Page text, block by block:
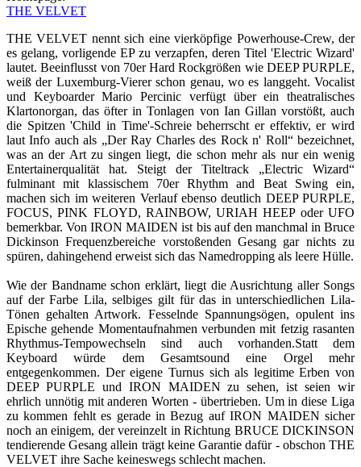
THE VELVET
THE VELVET nennt sich eine vierköpfige Powerhouse-Crew, der
es gelang, vorligende EP zu verzapfen, deren Titel 'Electric Wizard'
lautet. Beeinflusst von 70er Hard Rockgrößen wie DEEP PURPLE,
weiß der Luxemburg-Vierer schon genau, wo es langgeht. Vocalist
und Keyboarder Mario Percinic verfügt über ein theatralisches
Klartonorgan, das öfter in Tonlagen von Ian Gillan vorstößt, auch
die Spitzen 'Child in Time'-Schreie beherrscht er effektiv, er wird
laut Info auch als „Der Ray Charles des Rock n' Roll“ bezeichnet,
was an der Art zu singen liegt, die schon mehr als nur ein wenig
Entertainerqualität hat. Steigt der Titeltrack „Electric Wizard“
fulminant mit klassischem 70er Rhythm and Beat Swing ein,
machen sich im weiteren Verlauf ebenso deutlich DEEP PURPLE,
FOCUS, PINK FLOYD, RAINBOW, URIAH HEEP oder UFO
bemerkbar. Von IRON MAIDEN ist bis auf den manchmal in Bruce
Dickinson Frequenzbereiche vorstoßenden Gesang gar nichts zu
spüren, dahingehend erweist sich das Namedropping als leere Hülle.
Wie der Bandname schon erklärt, liegt die Ausrichtung aller Songs
auf der Farbe Lila, selbiges gilt für das in unterschiedlichen Lila-
Tönen gehalten Artwork. Fesselnde Spannungsögen, opulent ins
Epische gehende Momentaufnahmen verbunden mit fetzig rasanten
Rhythmus-Tempowechseln sind auch vorhanden.Statt dem
Keyboard würde dem Gesamtsound eine Orgel mehr
entgegenkommen. Der eigene Turnus sich als legitime Erben von
DEEP PURPLE und IRON MAIDEN zu sehen, ist seien wir
ehrlich unnötig mit anderen Worten - übertrieben. Um in diese Liga
zu kommen fehlt es gerade in Bezug auf IRON MAIDEN sicher
noch an einigem, der vereinzelt in Richtung BRUCE DICKINSON
tendierende Gesang allein trägt keine Garantie dafür - obschon THE
VELVET ihre Sache keineswegs schlecht machen.